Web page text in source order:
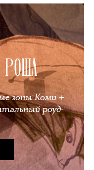
зоны Коми +
роуд-